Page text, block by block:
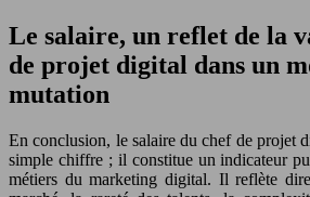
Le salaire, un reflet de la
de projet digital dans un
mutation
En conclusion, le salaire du chef de projet
simple chiffre ; il constitue un indicateur
métiers du marketing digital. Il reflète